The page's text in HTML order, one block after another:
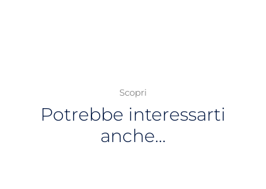
Scopri
Potrebbe interessarti
anche…